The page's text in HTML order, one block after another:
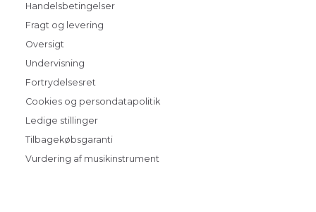
Handelsbetingelser
Fragt og levering
Oversigt
Undervisning
Fortrydelsesret
Cookies og persondatapolitik
Ledige stillinger
Tilbagekøbsgaranti
Vurdering af musikinstrument